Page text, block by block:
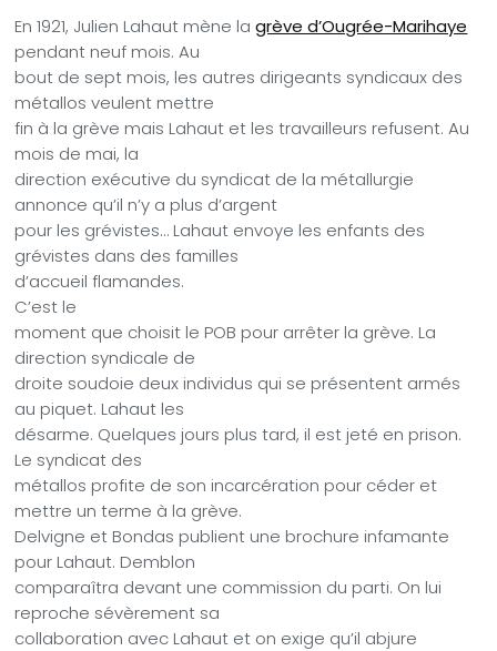
En 1921, Julien Lahaut mène lagrève d’Ougrée-Marihaye
pendant neuf mois. Au
bout de sept mois, les autres dirigeants syndicaux des
métallos veulent mettre
fin à la grève mais Lahaut et les travailleurs refusent. Au
mois de mai, la
direction exécutive du syndicat de la métallurgie
annonce qu’il n’y a plus d’argent
pour les grévistes… Lahaut envoye les enfants des
grévistes dans des familles
d’accueil flamandes.
C’est le
moment que choisit le POB pour arrêter la grève. La
direction syndicale de
droite soudoie deux individus qui se présentent armés
au piquet. Lahaut les
désarme. Quelques jours plus tard, il est jeté en prison.
Le syndicat des
métallos profite de son incarcération pour céder et
mettre un terme à la grève.
Delvigne et Bondas publient une brochure infamante
pour Lahaut. Demblon
comparaîtra devant une commission du parti. On lui
reproche sévèrement sa
collaboration avec Lahaut et on exige qu’il abjure